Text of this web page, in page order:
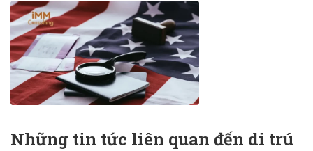
Những tin tức liên quan đến di trú